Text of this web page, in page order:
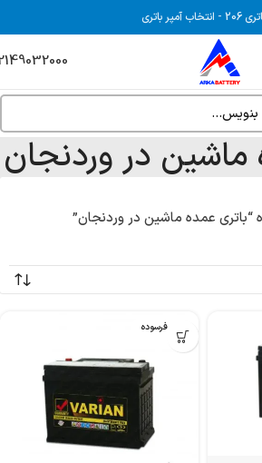
206
- انتخاب آمپر باتری
ماشین در وردنجان
عمده ماشین در وردنجان”
بدون فرسوده